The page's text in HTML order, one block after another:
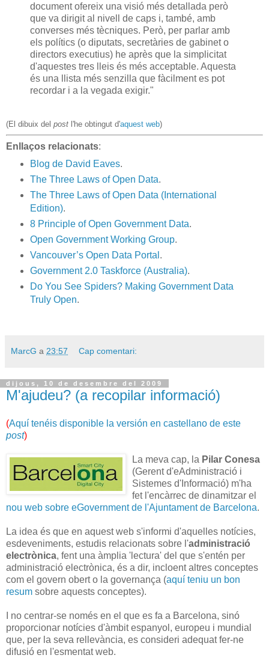
document ofereix una visió més detallada però
que va dirigit al nivell de caps i, també, amb
converses més tècniques. Però, per parlar amb
els polítics (o diputats, secretàries de gabinet o
directors executius) he après que la simplicitat
d'aquestes tres lleis és més acceptable. Aquesta
és una llista més senzilla que fàcilment es pot
recordar i a la vegada exigir."
(El dibuix del post l'he obtingut d'aquest web)
Enllaços relacionats:
Blog de David Eaves.
The Three Laws of Open Data.
The Three Laws of Open Data (International
Edition).
8 Principle of Open Government Data.
Open Government Working Group.
Vancouver’s Open Data Portal .
Government 2.0 Taskforce (Australia).
Do You See Spiders? Making Government Data
Truly Open.
MarcG a 23:57 Cap comentari:
dijous, 10 de desembre del 2009
M'ajudeu? (a recopilar informació)
(Aquí tenéis disponible la versión en castellano de este
post)
La meva cap, la Pilar Conesa
(Gerent d'eAdministració i
Sistemes d'Informació) m'ha
fet l'encàrrec de dinamitzar el
nou web sobre eGovernment de l'Ajuntament de Barcelona.
La idea és que en aquest web s'informi d'aquelles notícies,
esdeveniments, estudis relacionats sobre l'administració
electrònica, fent una àmplia 'lectura' del que s'entén per
administració electrònica, és a dir, incloent altres conceptes
com el govern obert o la governança (aquí teniu un bon
resum sobre aquests conceptes).
I no centrar-se només en el que es fa a Barcelona, sinó
proporcionar notícies d'àmbit espanyol, europeu i mundial
que, per la seva rellevància, es consideri adequat fer-ne
difusió en l'esmentat web.